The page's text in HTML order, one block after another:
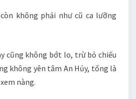
không phải như cũ ca lưỡng
cũng không bớt lo, trừ bỏ chiếu
không yên tâm An Hủy, tổng là
nàng.